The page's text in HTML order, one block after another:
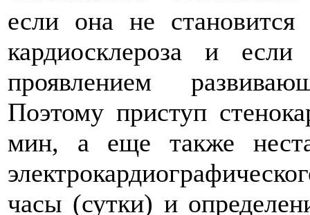
если она не становится
кардиосклероза и
проявлением
Поэтому приступ
мин, а еще также
часы (сутки) и